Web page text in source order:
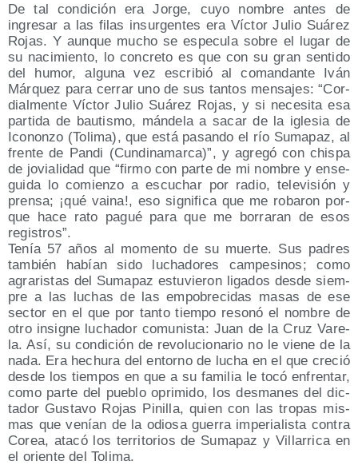
De tal con­di­ción era Jor­ge, cuyo nom­bre antes de
ingre­sar a las filas insur­gen­tes era Víc­tor Julio Suá­rez
Rojas. Y aun­que mucho se espe­cu­la sobre el lugar de
su naci­mien­to, lo con­cre­to es que con su gran sen­ti­do
del humor, algu­na vez escri­bió al coman­dan­te Iván
Már­quez para cerrar uno de sus tan­tos men­sa­jes: “Cor­
dial­men­te Víc­tor Julio Suá­rez Rojas, y si nece­si­ta esa
par­ti­da de bau­tis­mo, mán­de­la a sacar de la igle­sia de
Ico­non­zo (Toli­ma), que está pasan­do el río Suma­paz, al
fren­te de Pan­di (Cun­di­na­mar­ca)”, y agre­gó con chis­pa
de jovia­li­dad que “fir­mo con par­te de mi nom­bre y ense­
gui­da lo comien­zo a escu­char por radio, tele­vi­sión y
pren­sa; ¡qué vai­na!, eso sig­ni­fi­ca que me roba­ron por­
que hace rato pagué para que me borra­ran de esos
registros”.
Tenía 57 años al momen­to de su muer­te. Sus padres
tam­bién habían sido lucha­do­res cam­pe­si­nos; como
agra­ris­tas del Suma­paz estu­vie­ron liga­dos des­de siem­
pre a las luchas de las empo­bre­ci­das masas de ese
sec­tor en el que por tan­to tiem­po reso­nó el nom­bre de
otro insig­ne lucha­dor comu­nis­ta: Juan de la Cruz Vare­
la. Así, su con­di­ción de revo­lu­cio­na­rio no le vie­ne de la
nada. Era hechu­ra del entorno de lucha en el que cre­ció
des­de los tiem­pos en que a su fami­lia le tocó enfren­tar,
como par­te del pue­blo opri­mi­do, los des­ma­nes del dic­
ta­dor Gus­ta­vo Rojas Pini­lla, quien con las tro­pas mis­
mas que venían de la odio­sa gue­rra impe­ria­lis­ta con­tra
Corea, ata­có los terri­to­rios de Suma­paz y Villa­rri­ca en
el orien­te del Tolima.